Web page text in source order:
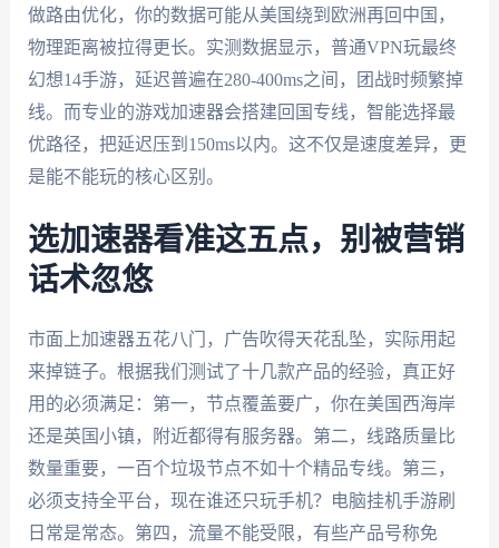
做路由优化，你的数据可能从美国绕到欧洲再回中国，
物理距离被拉得更长。实测数据显示，普通VPN玩最终
幻想14手游，延迟普遍在280-400ms之间，团战时频繁掉
线。而专业的游戏加速器会搭建回国专线，智能选择最
优路径，把延迟压到150ms以内。这不仅是速度差异，更
是能不能玩的核心区别。
选加速器看准这五点，别被营销
话术忽悠
市面上加速器五花八门，广告吹得天花乱坠，实际用起
来掉链子。根据我们测试了十几款产品的经验，真正好
用的必须满足：第一，节点覆盖要广，你在美国西海岸
还是英国小镇，附近都得有服务器。第二，线路质量比
数量重要，一百个垃圾节点不如十个精品专线。第三，
必须支持全平台，现在谁还只玩手机？电脑挂机手游刷
日常是常态。第四，流量不能受限，有些产品号称免